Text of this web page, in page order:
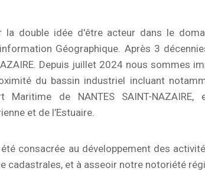
la double idée d'être acteur dans le
Géographique. Après 3
Depuis juillet 2024 nous sommes
du bassin industriel incluant
Maritime de NANTES SAINT-
et de l’Estuaire.
consacrée au développement des
cadastrales, et à asseoir notre notoriété